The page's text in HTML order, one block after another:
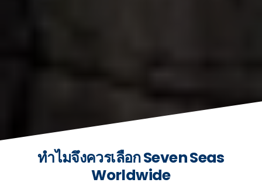
ทำไมจึงควรเลือก Seven Seas
Worldwide